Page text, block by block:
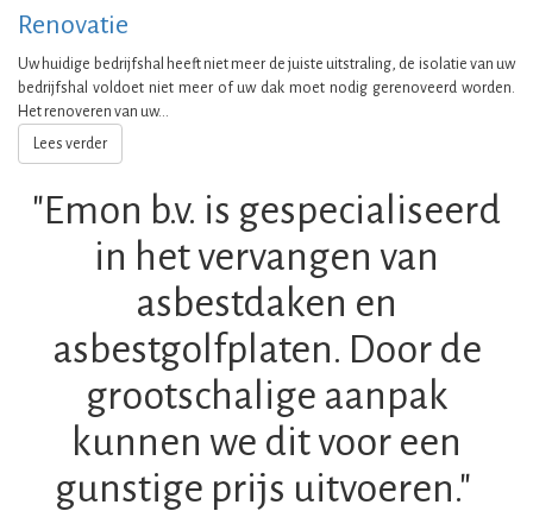
Renovatie
Uw huidige bedrijfshal heeft niet meer de juiste uitstraling, de isolatie van uw
bedrijfshal voldoet niet meer of uw dak moet nodig gerenoveerd worden.
Het renoveren van uw...
Lees verder
"Emon b.v. is gespecialiseerd
in het vervangen van
asbestdaken en
asbestgolfplaten. Door de
grootschalige aanpak
kunnen we dit voor een
gunstige prijs uitvoeren."